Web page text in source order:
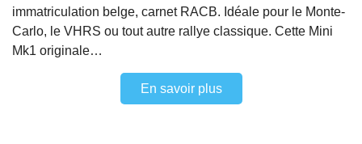
immatriculation belge, carnet RACB. Idéale pour le Monte-
Carlo, le VHRS ou tout autre rallye classique. Cette Mini
Mk1 originale…
En savoir plus